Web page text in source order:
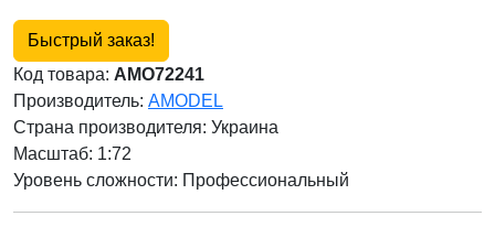
Быстрый заказ!
Код товара: AMO72241
Производитель: AMODEL
Страна производителя: Украина
Масштаб: 1:72
Уровень сложности: Профессиональный